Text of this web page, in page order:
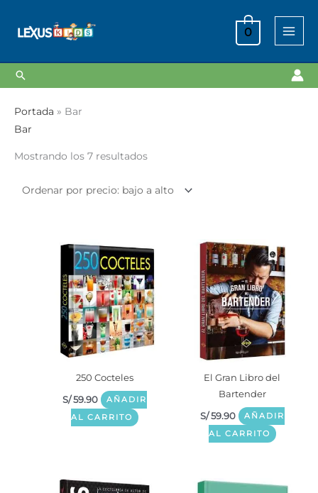
contenido
0
Buscar
Portada » Bar
Bar
Mostrando los 7 resultados
250 Cocteles
S/59.90
AÑADIR
AL CARRITO
El Gran Libro del
Bartender
S/59.90
AÑADIR
AL CARRITO